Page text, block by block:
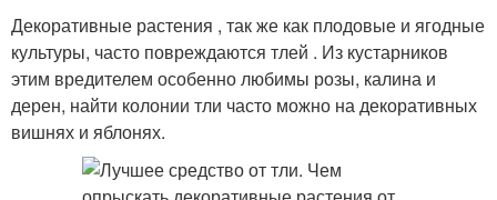
Декоративные растения , так же как плодовые и ягодные
культуры, часто повреждаются тлей . Из кустарников
этим вредителем особенно любимы розы, калина и
дерен, найти колонии тли часто можно на декоративных
вишнях и яблонях.